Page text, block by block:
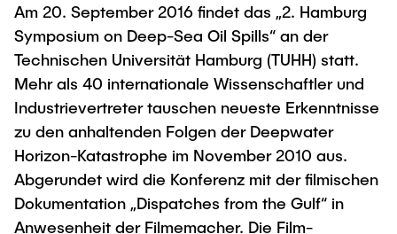
Newsroom
Press Release
University magazine spektrum
Events
Merchandise-Shop
Working at TU Hamburg
Advice and contact
New@tuhh
Around student life
study organization
AI in Education
After Graduation
UNU HUB "Engineering to Face Climate
Change"
Research Funding
Early Career Research Support
Good Scientific Practice
Process Engineering
Study programs
Research and Institutes
Technology and Innovation in Education
News
Study programs
Research and Institutes
Exchange students
Intercultural Hub
International Scholars & Guests
Partnerships and Strategy
Study Exchange Partnerships
How to establish partnerships
Strategy
Am 20. September 2016 findet das „2. Hamburg
Symposium on Deep-Sea Oil Spills“ an der
Technischen Universität Hamburg (TUHH) statt.
Mehr als 40 internationale Wissenschaftler und
Industrievertreter tauschen neueste Erkenntnisse
zu den anhaltenden Folgen der Deepwater
Horizon-Katastrophe im November 2010 aus.
Abgerundet wird die Konferenz mit der filmischen
Dokumentation „Dispatches from the Gulf“ in
Anwesenheit der Filmemacher. Die Film-